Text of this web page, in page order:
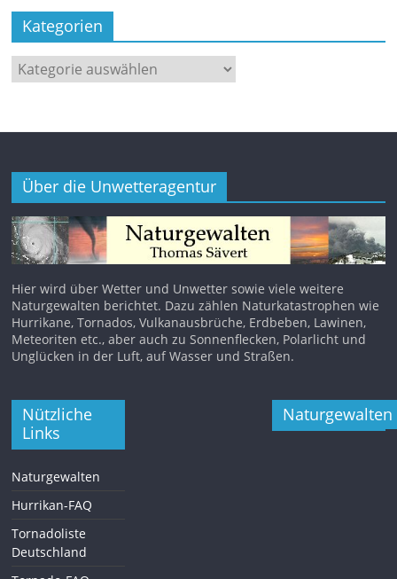
Kategorien
Kategorien
Über die Unwetteragentur
Hier wird über Wetter und Unwetter sowie viele weitere
Naturgewalten berichtet. Dazu zählen Naturkatastrophen wie
Hurrikane, Tornados, Vulkanausbrüche, Erdbeben, Lawinen,
Meteoriten etc., aber auch zu Sonnenflecken, Polarlicht und
Unglücken in der Luft, auf Wasser und Straßen.
Nützliche
Links
Naturgewalten
Hurrikan-FAQ
Tornadoliste
Deutschland
Naturgewalten